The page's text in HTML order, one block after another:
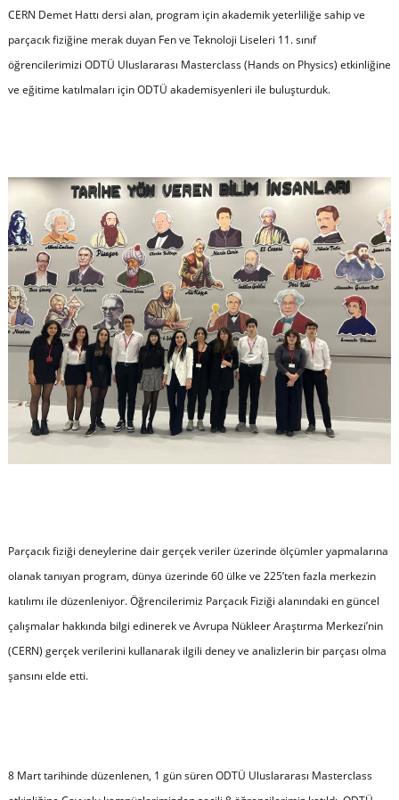
CERN Demet Hattı dersi alan, program için akademik yeterliliğe sahip ve
parçacık fiziğine merak duyan Fen ve Teknoloji Liseleri 11. sınıf
öğrencilerimizi ODTÜ Uluslararası Masterclass (Hands on Physics) etkinliğine
ve eğitime katılmaları için ODTÜ akademisyenleri ile buluşturduk.
Parçacık fiziği deneylerine dair gerçek veriler üzerinde ölçümler yapmalarına
olanak tanıyan program, dünya üzerinde 60 ülke ve 225’ten fazla merkezin
katılımı ile düzenleniyor. Öğrencilerimiz Parçacık Fiziği alanındaki en güncel
çalışmalar hakkında bilgi edinerek ve Avrupa Nükleer Araştırma Merkezi’nin
(CERN) gerçek verilerini kullanarak ilgili deney ve analizlerin bir parçası olma
şansını elde etti.
8 Mart tarihinde düzenlenen, 1 gün süren ODTÜ Uluslararası Masterclass